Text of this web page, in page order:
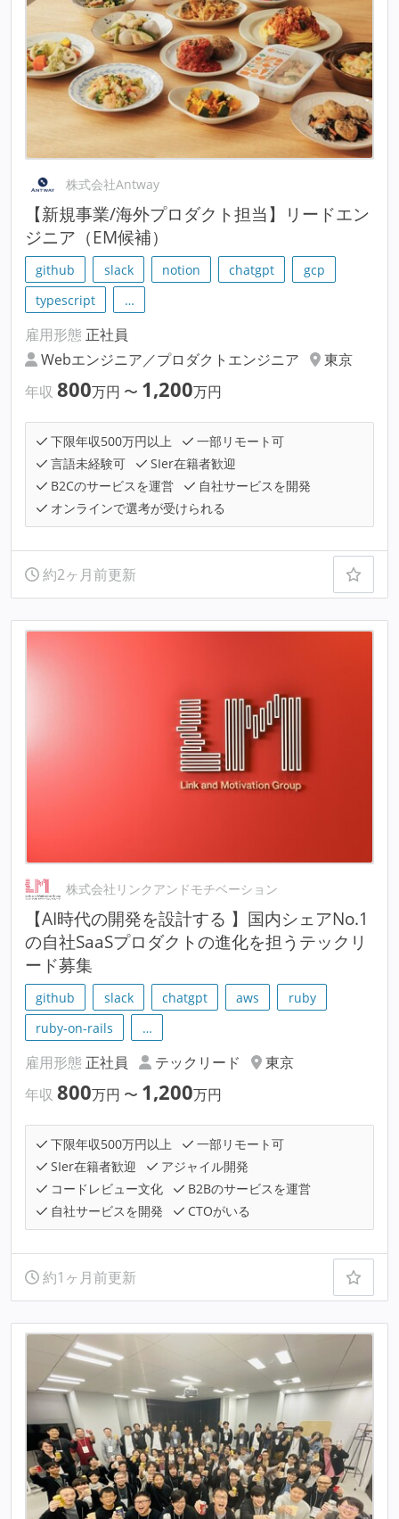
株式会社Antway
【新規事業/海外プロダクト担当】リードエン
ジニア（EM候補）
github slack notion chatgpt
gcp
typescript
…
雇用形態 正社員
Webエンジニア／プロダクトエンジニア
東京
年収 800万円 〜 1,200万円
下限年収500万円以上
一部リモート可
言語未経験可
SIer在籍者歓迎
B2Cのサービスを運営
自社サービスを開発
オンラインで選考が受けられる
約2ヶ月前更新
株式会社リンクアンドモチベーション
【AI時代の開発を設計する 】国内シェアNo.1
の自社SaaSプロダクトの進化を担うテックリ
ード募集
github slack chatgpt aws
ruby
ruby-on-rails
…
雇用形態 正社員 テックリード
東京
年収 800万円 〜 1,200万円
下限年収500万円以上
一部リモート可
SIer在籍者歓迎
アジャイル開発
コードレビュー文化
B2Bのサービスを運営
自社サービスを開発
CTOがいる
約1ヶ月前更新